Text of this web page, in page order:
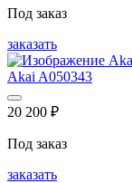
Под заказ
заказать
Akai A050343
20 200 ₽
Под заказ
заказать